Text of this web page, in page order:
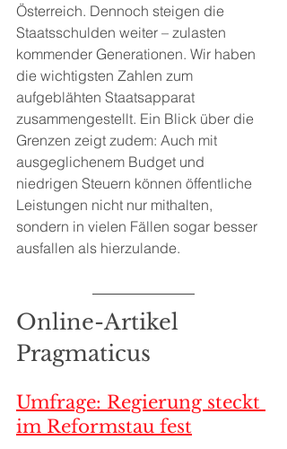
Österreich. Dennoch steigen die
Staatsschulden weiter – zulasten
kommender Generationen. Wir haben
die wichtigsten Zahlen zum
aufgeblähten Staatsapparat
zusammengestellt. Ein Blick über die
Grenzen zeigt zudem: Auch mit
ausgeglichenem Budget und
niedrigen Steuern können öffentliche
Leistungen nicht nur mithalten,
sondern in vielen Fällen sogar besser
ausfallen als hierzulande.
Online-Artikel
Pragmaticus
Umfrage: Regierung steckt
im Reformstau fest